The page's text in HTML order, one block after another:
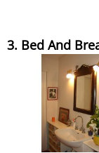
3. Bed And